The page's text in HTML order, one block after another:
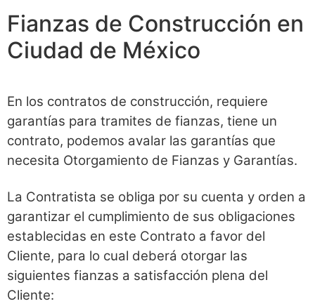
Fianzas de Construcción en
Ciudad de México
En los contratos de construcción, requiere
garantías para tramites de fianzas, tiene un
contrato, podemos avalar las garantías que
necesita Otorgamiento de Fianzas y Garantías.
La Contratista se obliga por su cuenta y orden a
garantizar el cumplimiento de sus obligaciones
establecidas en este Contrato a favor del
Cliente, para lo cual deberá otorgar las
siguientes fianzas a satisfacción plena del
Cliente: